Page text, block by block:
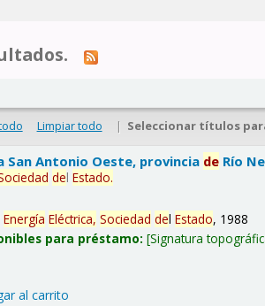
Limpiar todo | Seleccionar títulos
Antonio Oeste, provincia de Río
delEstado.
Energía Eléctrica, Sociedad delEstado, 1988
para préstamo: Signatura
al carrito